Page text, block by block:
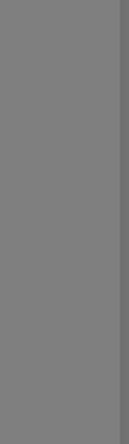
l’eau
de bain
et Antoine
ESUS
2021. Elle
en
la salle de
et